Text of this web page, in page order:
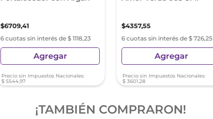
$6709,41
6 cuotas sin interés de $ 1118,23
Agregar
Precio sin Impuestos Nacionales:
$ 5544,97
$4357,55
6 cuotas sin interés de $ 726,25
Agregar
Precio sin Impuestos Nacionales:
$ 3601,28
¡TAMBIÉN COMPRARON!